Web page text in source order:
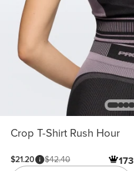
Crop T-Shirt Rush Hour
$21.20 $42.40 173